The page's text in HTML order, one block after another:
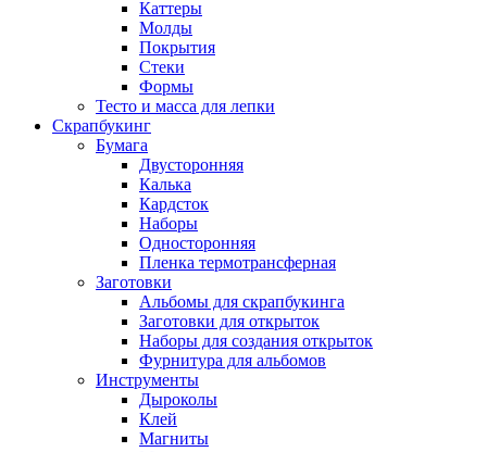
Каттеры
Молды
Покрытия
Стеки
Формы
Тесто и масса для лепки
Скрапбукинг
Бумага
Двусторонняя
Калька
Кардсток
Наборы
Односторонняя
Пленка термотрансферная
Заготовки
Альбомы для скрапбукинга
Заготовки для открыток
Наборы для создания открыток
Фурнитура для альбомов
Инструменты
Дыроколы
Клей
Магниты